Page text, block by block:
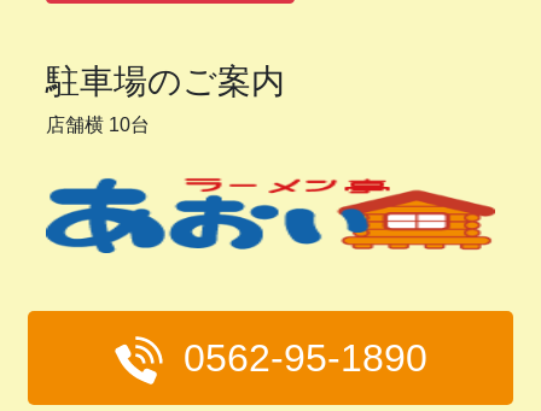
駐車場のご案内
店舗横 10台
0562-95-1890